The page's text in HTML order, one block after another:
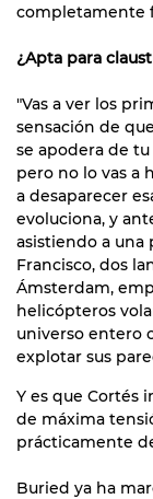
completamente
¿Apta para
"Vas a ver los
sensación de
se apodera de tu
pero no lo vas a
a desaparecer
evoluciona, y
asistiendo a una
Francisco, dos
Ámsterdam,
helicópteros
universo entero
explotar sus
Y es que Cortés
de máxima
prácticamente
Buried ya ha